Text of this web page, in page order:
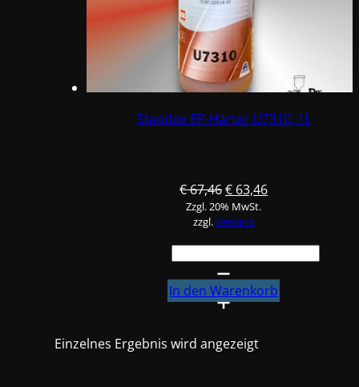
Standox EP-Härter U7310, 1L
€67,46Ursprünglicher
Preis
war:
€ 67,46
€ 63,46Aktueller
€ 63,46.
Zzgl. 20% MwSt.
zzgl.Versand
Standox
Härter
Menge
In den Warenkorb
Einzelnes Ergebnis wird angezeigt